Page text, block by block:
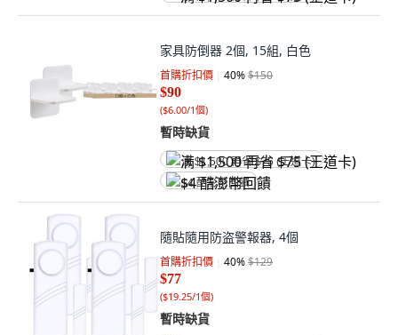
家具防倒器 2個, 15組, 白色
首購折扣價 40%$150
$90
($6.00/1個)
暫時缺貨
满 $1,500 再省 $75 (王道卡)
$4 酷澎幣回饋
隨貼隨用防盗警報器, 4個
首購折扣價 40%$129
$77
($19.25/1個)
暫時缺貨